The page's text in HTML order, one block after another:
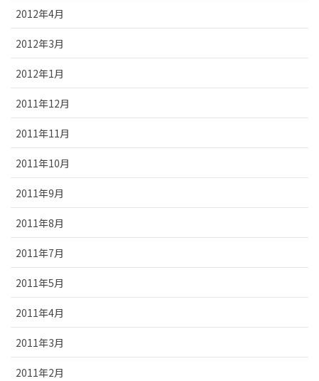
2012年4月
2012年3月
2012年1月
2011年12月
2011年11月
2011年10月
2011年9月
2011年8月
2011年7月
2011年5月
2011年4月
2011年3月
2011年2月